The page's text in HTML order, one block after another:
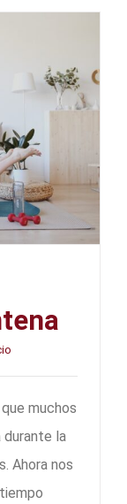
muchos
durante la
Ahora nos